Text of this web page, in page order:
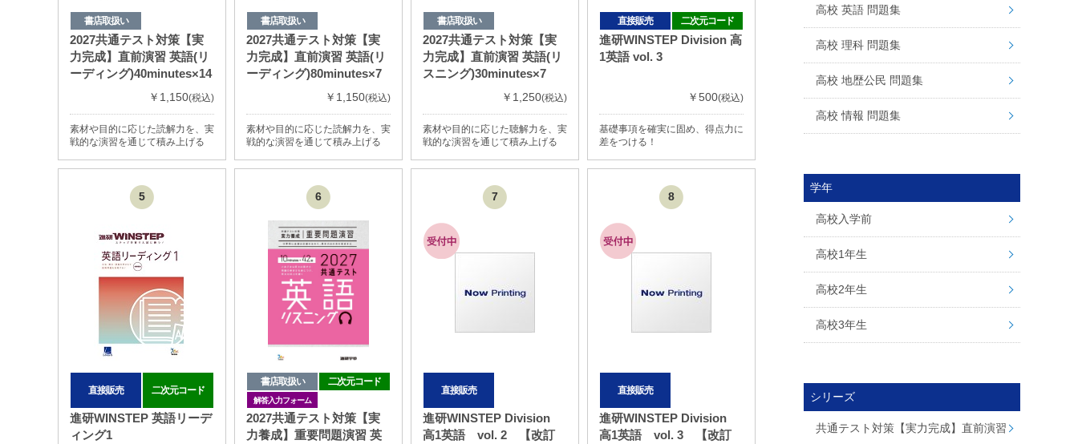
高校 英語 問題集
高校 理科 問題集
高校 地歴公民 問題集
高校 情報 問題集
学年
高校入学前
高校1年生
高校2年生
高校3年生
シリーズ
共通テスト対策【実力完成】直前演習
書店取扱い
2027共通テスト対策【実
力完成】直前演習 英語(リ
ーディング)40minutes×14
￥1,150(税込)
素材や目的に応じた読解力を、実
戦的な演習を通じて積み上げる
書店取扱い
2027共通テスト対策【実
力完成】直前演習 英語(リ
ーディング)80minutes×7
￥1,150(税込)
素材や目的に応じた読解力を、実
戦的な演習を通じて積み上げる
書店取扱い
2027共通テスト対策【実
力完成】直前演習 英語(リ
スニング)30minutes×7
￥1,250(税込)
素材や目的に応じた聴解力を、実
戦的な演習を通じて積み上げる
直接販売 二次元コード
進研WINSTEP Division 高
1英語 vol. 3
￥500(税込)
基礎事項を確実に固め、得点力に
差をつける！
5
直接販売 二次元コード
進研WINSTEP 英語リーデ
ィング1
6
書店取扱い 二次元コード
解答入力フォーム
2027共通テスト対策【実
力養成】重要問題演習 英
7
直接販売
進研WINSTEP Division
高1英語 vol. 2 【改訂
8
直接販売
進研WINSTEP Division
高1英語 vol. 3 【改訂